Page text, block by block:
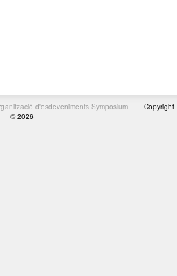
d'esdeveniments Symposium
Copyright
© 2026